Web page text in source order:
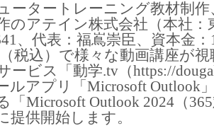
ータートレーニング教材制
のアテイン株式会社（本社：
、代表：福嶌崇臣、資本金
税込）で様々な動画講座が
ービス「動学.tv（https://
ルアプリ「Microsoft Outlook
「Microsoft Outlook 2024（
提供開始します。